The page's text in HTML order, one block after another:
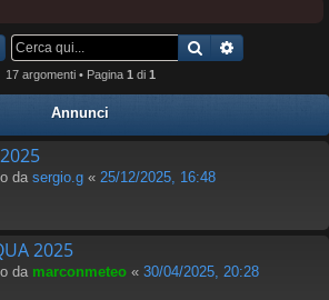
Cerca
17 argomenti • Pagina 1 di 1
Annunci
da sergio.g « 25/12/2025, 16:48
2025
da marconmeteo « 30/04/2025, 20:28